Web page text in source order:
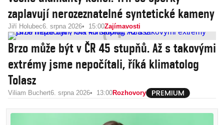
zaplavují nerozeznatelné syntetické kameny
Jiří Holubec6. srpna 2026 15:00Zajímavosti
Brzo může být v ČR 45 stupňů. Až s takovými
extrémy jsme nepočítali, říká klimatolog
Tolasz
Viliam Buchert6. srpna 2026 13:00Rozhovory